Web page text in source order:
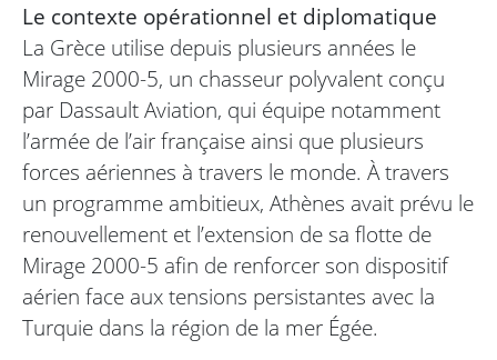
Le contexte opérationnel et diplomatique
La Grèce utilise depuis plusieurs années le
Mirage 2000-5, un chasseur polyvalent conçu
par Dassault Aviation, qui équipe notamment
l’armée de l’air française ainsi que plusieurs
forces aériennes à travers le monde. À travers
un programme ambitieux, Athènes avait prévu le
renouvellement et l’extension de sa flotte de
Mirage 2000-5 afin de renforcer son dispositif
aérien face aux tensions persistantes avec la
Turquie dans la région de la mer Égée.